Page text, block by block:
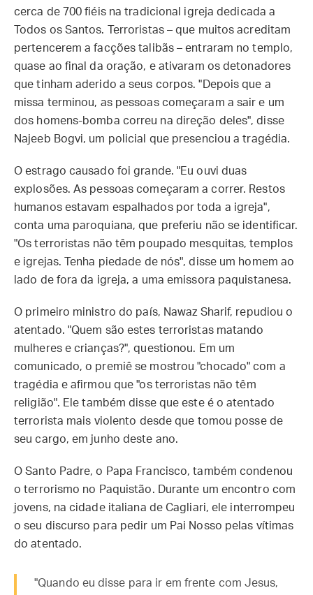
cerca de 700 fiéis na tradicional igreja dedicada a
Todos os Santos. Terroristas – que muitos acreditam
pertencerem a facções talibãs – entraram no templo,
quase ao final da oração, e ativaram os detonadores
que tinham aderido a seus corpos. "Depois que a
missa terminou, as pessoas começaram a sair e um
dos homens-bomba correu na direção deles", disse
Najeeb Bogvi, um policial que presenciou a tragédia.
O estrago causado foi grande. "Eu ouvi duas
explosões. As pessoas começaram a correr. Restos
humanos estavam espalhados por toda a igreja",
conta uma paroquiana, que preferiu não se identificar.
"Os terroristas não têm poupado mesquitas, templos
e igrejas. Tenha piedade de nós", disse um homem ao
lado de fora da igreja, a uma emissora paquistanesa.
O primeiro ministro do país, Nawaz Sharif, repudiou o
atentado. "Quem são estes terroristas matando
mulheres e crianças?", questionou. Em um
comunicado, o premiê se mostrou "chocado" com a
tragédia e afirmou que "os terroristas não têm
religião". Ele também disse que este é o atentado
terrorista mais violento desde que tomou posse de
seu cargo, em junho deste ano.
O Santo Padre, o Papa Francisco, também condenou
o terrorismo no Paquistão. Durante um encontro com
jovens, na cidade italiana de Cagliari, ele interrompeu
o seu discurso para pedir um Pai Nosso pelas vítimas
do atentado.
"Quando eu disse para ir em frente com Jesus,